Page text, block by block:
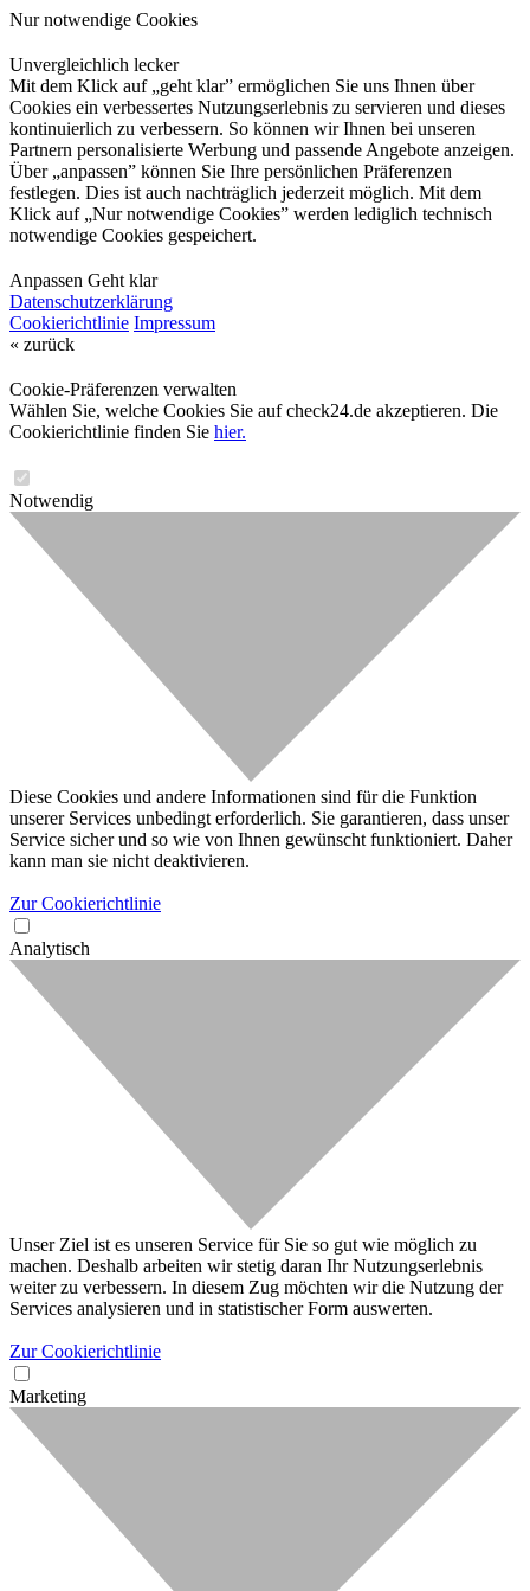
Nur notwendige Cookies
Unvergleichlich lecker
Mit dem Klick auf „geht klar” ermöglichen Sie uns Ihnen über
Cookies ein verbessertes Nutzungserlebnis zu servieren und dieses
kontinuierlich zu verbessern. So können wir Ihnen bei unseren
Partnern personalisierte Werbung und passende Angebote anzeigen.
Über „anpassen” können Sie Ihre persönlichen Präferenzen
festlegen. Dies ist auch nachträglich jederzeit möglich. Mit dem
Klick auf „Nur notwendige Cookies” werden lediglich technisch
notwendige Cookies gespeichert.
Anpassen Geht klar
Datenschutzerklärung
Cookierichtlinie Impressum
« zurück
Cookie-Präferenzen verwalten
Wählen Sie, welche Cookies Sie auf check24.de akzeptieren. Die
Cookierichtlinie finden Sie hier.
Notwendig
Diese Cookies und andere Informationen sind für die Funktion
unserer Services unbedingt erforderlich. Sie garantieren, dass unser
Service sicher und so wie von Ihnen gewünscht funktioniert. Daher
kann man sie nicht deaktivieren.
Zur Cookierichtlinie
Analytisch
Unser Ziel ist es unseren Service für Sie so gut wie möglich zu
machen. Deshalb arbeiten wir stetig daran Ihr Nutzungserlebnis
weiter zu verbessern. In diesem Zug möchten wir die Nutzung der
Services analysieren und in statistischer Form auswerten.
Zur Cookierichtlinie
Marketing